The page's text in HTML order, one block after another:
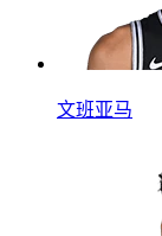
文班亚马